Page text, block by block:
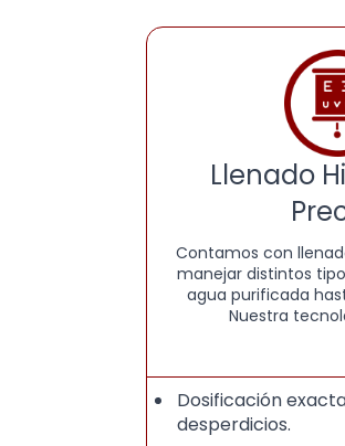
Llenado
Contamos con
manejar distintos
agua purificada
Nuestra
Dosificación
desperdicios.